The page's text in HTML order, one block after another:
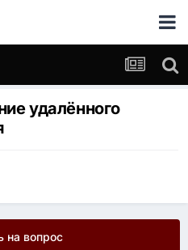
удалённого
на вопрос